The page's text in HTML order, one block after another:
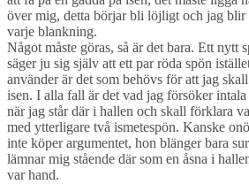
över mig, detta börjar bli löjligt och jag blir
varje blankning.
Något måste göras, så är det bara. Ett nytt
säger ju sig själv att ett par röda spön
använder är det som behövs för att jag
isen. I alla fall är det vad jag försöker
när jag står där i hallen och skall förklara
med ytterligare två ismetespön. Kanske
inte köper argumentet, hon blänger bara
lämnar mig stående där som en åsna i
var hand.